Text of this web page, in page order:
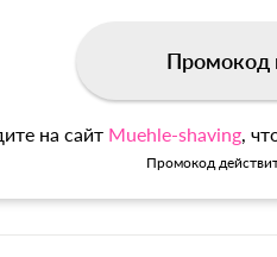
Промокод
на сайт Muehle-shaving,
Промокод